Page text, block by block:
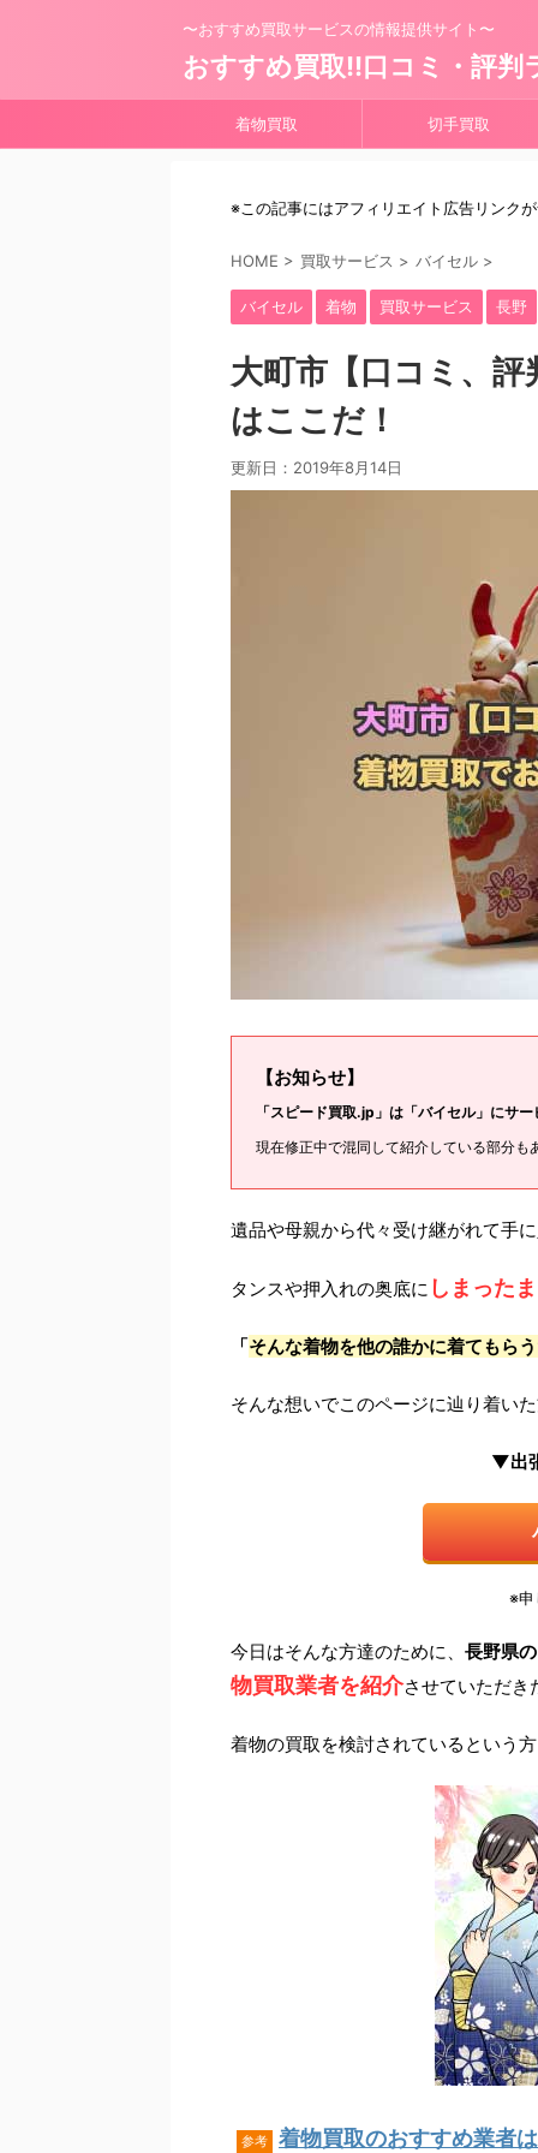
〜おすすめ買取サービスの情報提供サイト〜
おすすめ買取!!口コミ・評判
着物買取 切手買取
※この記事にはアフィリエイト広告リンク
HOME > 買取サービス > バイセル >
バイセル 着物 買取サービス 長野
大町市【口コミ、
はここだ！
更新日： 2019年8月14日
【お知らせ】
「スピード買取.jp」は「バイセル」にサ
現在修正中で混同して紹介している部分も
遺品や母親から代々受け継がれて手
タンスや押入れの奥底に しまった
「そんな着物を他の誰かに着てもら
そんな想いでこのページに辿り着い
▼出
※申
今日はそんな方達のために、 長野県
物買取業者を紹介させていただき
着物の買取を検討されているという
参考 着物買取のおすすめ業者